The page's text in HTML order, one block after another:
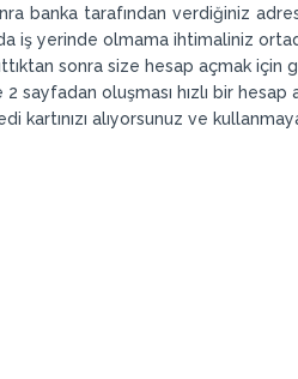
banka tarafından verdiğiniz
iş yerinde olmama ihtimaliniz
sonra size hesap açmak için
sayfadan oluşması hızlı bir
kartınızı alıyorsunuz ve